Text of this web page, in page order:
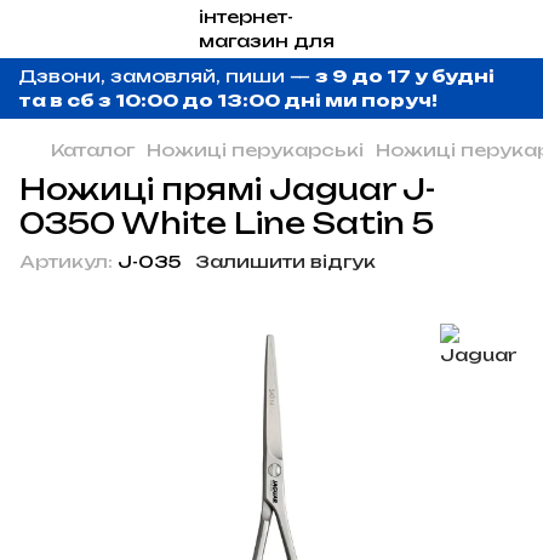
Дзвони, замовляй, пиши — з 9 до 17 у будні
та в сб з 10:00 до 13:00 дні ми поруч!
Каталог Ножиці перукарські Ножиці
Ножиці прямі Jaguar J-
0350 White Line Satin 5
Артикул: J-035 Залишити відгук